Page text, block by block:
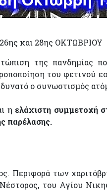
και 28ης ΟΚΤΩΒΡΙΟΥ
της πανδημίας
του φετινού
ο συνωστισμός
η ελάχιστη συμμετοχή
παρέλασης.
Περιφορά των
του Αγίου